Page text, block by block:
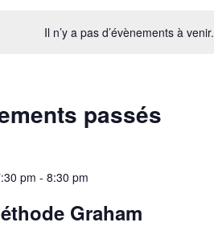
Il n’y a pas d’évènements à venir.
passés
pm -8:30 pm
Graham